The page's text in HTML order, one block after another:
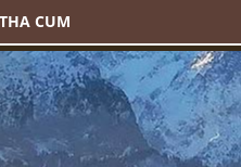
CUM